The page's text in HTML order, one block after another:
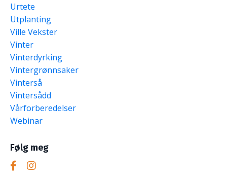
Urtete
Utplanting
Ville Vekster
Vinter
Vinterdyrking
Vintergrønnsaker
Vinterså
Vintersådd
Vårforberedelser
Webinar
Følg meg